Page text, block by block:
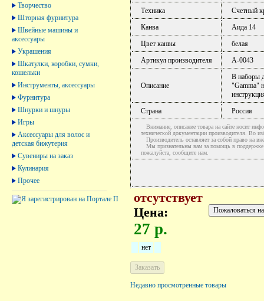
Творчество
Шторная фурнитура
Швейные машины и
аксессуары
Украшения
Шкатулки, коробки, сумки,
кошельки
Инструменты, аксессуары
Фурнитура
Шнурки и шнуры
Игры
Аксессуары для волос и
детская бижутерия
Сувениры на заказ
Кулинария
Прочее
Техника
Счетный
Канва
Аида 14
Цвет канвы
белая
Артикул производителя
А-0043
Описание
В наборы
"Gamma"
Страна
Россия
Внимание, описание товара на сайте носит
технической документации производителя. Во
Производитель оставляет за собой право на
Мы признательны вам за помощь в поддержке
пожалуйста, сообщите нам.
отсутствует
Цена:
27 р.
нет
Недавно просмотренные товары